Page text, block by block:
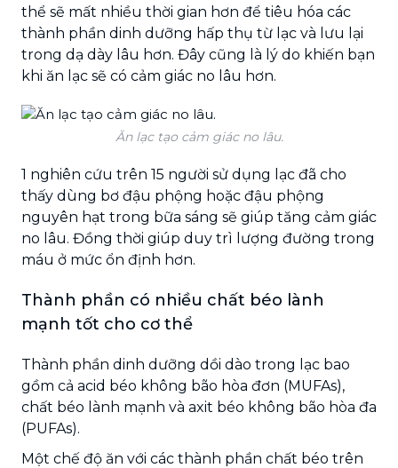
thể sẽ mất nhiều thời gian hơn để tiêu hóa các
thành phần dinh dưỡng hấp thụ từ lạc và lưu lại
trong dạ dày lâu hơn. Đây cũng là lý do khiến bạn
khi ăn lạc sẽ có cảm giác no lâu hơn.
Ăn lạc tạo cảm giác no lâu.
1 nghiên cứu trên 15 người sử dụng lạc đã cho
thấy dùng bơ đậu phộng hoặc đậu phộng
nguyên hạt trong bữa sáng sẽ giúp tăng cảm giác
no lâu. Đồng thời giúp duy trì lượng đường trong
máu ở mức ổn định hơn.
Thành phần có nhiều chất béo lành
mạnh tốt cho cơ thể
Thành phần dinh dưỡng dồi dào trong lạc bao
gồm cả acid béo không bão hòa đơn (MUFAs),
chất béo lành mạnh và axit béo không bão hòa đa
(PUFAs).
Một chế độ ăn với các thành phần chất béo trên